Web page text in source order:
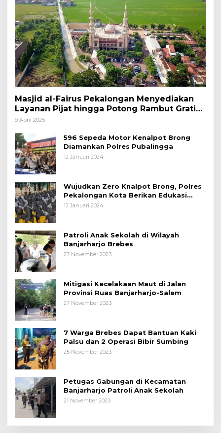
Masjid al-Fairus Pekalongan Menyediakan
Layanan Pijat hingga Potong Rambut Gratis
bagi Pemudik Lebaran 2025
9 April 2025
596 Sepeda Motor Kenalpot Brong
Diamankan Polres Pubalingga
12 Januari 2024
Wujudkan Zero Knalpot Brong, Polres
Pekalongan Kota Berikan Edukasi
Kepada Pelajar
12 Januari 2024
Patroli Anak Sekolah di Wilayah
Banjarharjo Brebes
27 November 2023
Mitigasi Kecelakaan Maut di Jalan
Provinsi Ruas Banjarharjo-Salem
27 November 2023
7 Warga Brebes Dapat Bantuan Kaki
Palsu dan 2 Operasi Bibir Sumbing
25 November 2023
Petugas Gabungan di Kecamatan
Banjarharjo Patroli Anak Sekolah
21 November 2023